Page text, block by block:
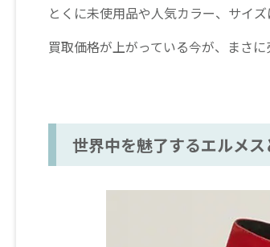
とくに未使用品や人気カラー、サイ
買取価格が上がっている今が、まさに
世界中を魅了するエルメ